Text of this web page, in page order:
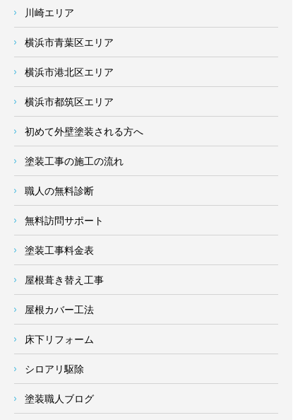
川崎エリア
横浜市青葉区エリア
横浜市港北区エリア
横浜市都筑区エリア
初めて外壁塗装される方へ
塗装工事の施工の流れ
職人の無料診断
無料訪問サポート
塗装工事料金表
屋根葺き替え工事
屋根カバー工法
床下リフォーム
シロアリ駆除
塗装職人ブログ